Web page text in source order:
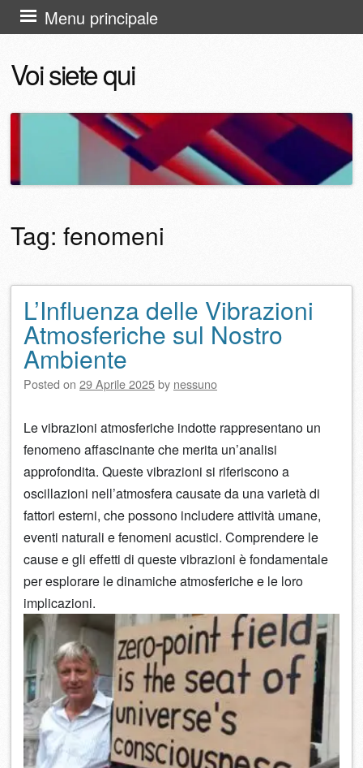
Voi siete qui
Menu principale
al
contenuto
Tag: fenomeni
Navigazione articolo
L’Influenza delle Vibrazioni
Atmosferiche sul Nostro
Ambiente
Posted on 29 Aprile 2025by nessuno
Le vibrazioni atmosferiche indotte rappresentano un
fenomeno affascinante che merita un’analisi
approfondita. Queste vibrazioni si riferiscono a
oscillazioni nell’atmosfera causate da una varietà di
fattori esterni, che possono includere attività umane,
eventi naturali e fenomeni acustici. Comprendere le
cause e gli effetti di queste vibrazioni è fondamentale
per esplorare le dinamiche atmosferiche e le loro
implicazioni.